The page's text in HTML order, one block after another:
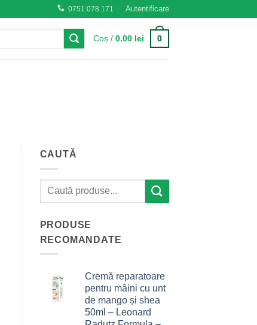
0751 078 171 Autentificare
Coș /0.00 lei 0
CAUTĂ
PRODUSE
RECOMANDATE
Cremă reparatoare
pentru mâini cu unt
de mango și shea
50ml – Leonard